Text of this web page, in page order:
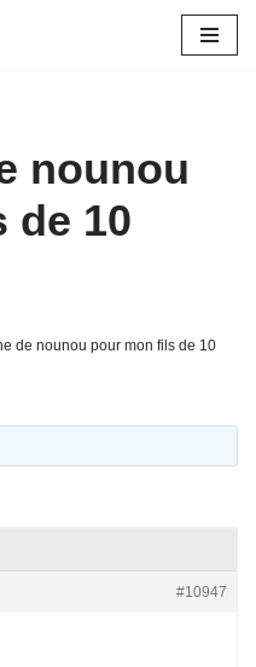
nounou
de 10
de nounou pour mon fils de 10
#10947